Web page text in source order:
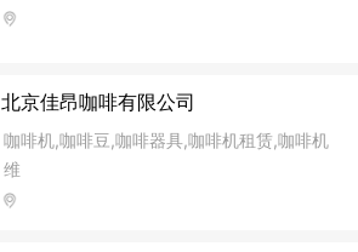
北京佳昂咖啡有限公司
咖啡机,咖啡豆,咖啡器具,咖啡机租赁,咖啡机
维